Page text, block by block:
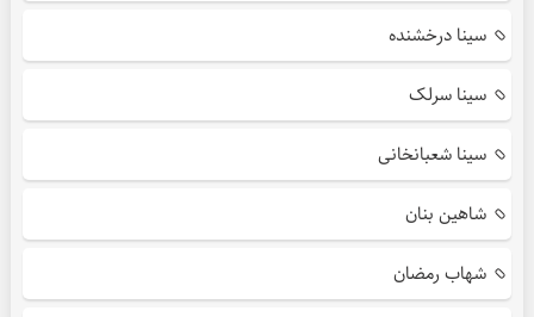
سینا درخشنده
سینا سرلک
سینا شعبانخانی
شاهین بنان
شهاب رمضان